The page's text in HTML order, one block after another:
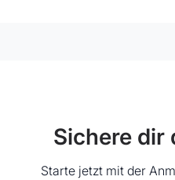
Sichere dir
Starte jetzt mit der